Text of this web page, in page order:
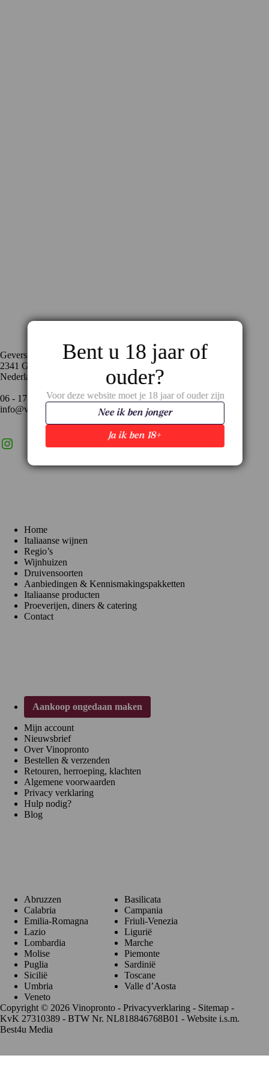
Geversstraat 35
2341 GA Oegstgeest
Nederland
06 - 17 59 02 94
info@vinopronto.nl
InstagramLinkedIn
Home
Italiaanse wijnen
Regio’s
Wijnhuizen
Druivensoorten
Aanbiedingen & Kennismakingspakketten
Italiaanse producten
Proeverijen, diners & catering
Contact
Aankoop ongedaan maken
Mijn account
Nieuwsbrief
Over Vinopronto
Bestellen & verzenden
Retouren, herroeping, klachten
Algemene voorwaarden
Privacy verklaring
Hulp nodig?
Blog
Abruzzen
Basilicata
Calabria
Campania
Emilia-Romagna
Friuli-Venezia
Lazio
Ligurië
Lombardia
Marche
Molise
Piemonte
Puglia
Sardinië
Sicilië
Toscane
Umbria
Valle d’Aosta
Veneto
Copyright © 2026 Vinopronto - Privacyverklaring - Sitemap -
KvK 27310389 - BTW Nr. NL818846768B01 - Website i.s.m.
Best4u Media
Bent u 18 jaar of
ouder?
Voor deze website moet je 18 jaar of ouder zijn
Ja ik ben 18+
Nee ik ben jonger